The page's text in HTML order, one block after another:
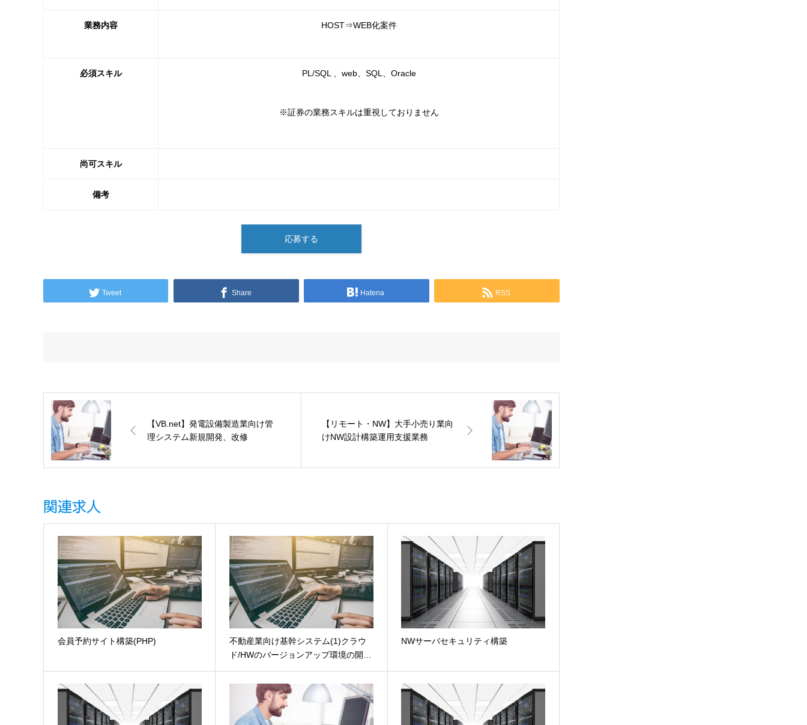
業務内容 HOST⇒WEB化案件
必須スキル PL/SQL 、web、SQL、Oracle
※証券の業務スキルは重視しておりません
尚可スキル
備考
応募する
Tweet Share Hatena RSS
【VB.net】発電設備製造業向け管
理システム新規開発、改修
【リモート・NW】大手小売り業向
けNW設計構築運用支援業務
関連求人
会員予約サイト構築(PHP)
不動産業向け基幹システム(1)クラウ
ド/HWのバージョンアップ環境の開…
NWサーバセキュリティ構築